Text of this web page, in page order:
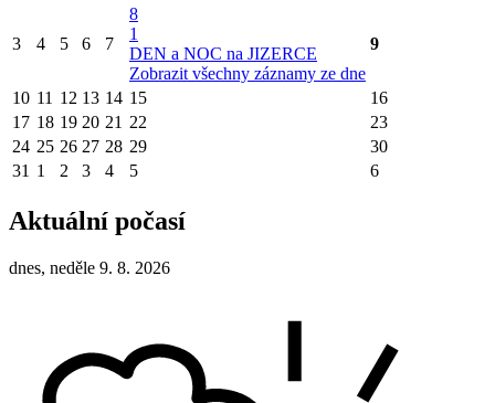
3 4 5 6 7
8
1
DEN a NOC na JIZERCE
Zobrazit všechny záznamy ze dne
9
10 11 12 13 14 15
16
17 18 19 20 21 22
23
24 25 26 27 28 29
30
31 1 2 3 4 5 6
Aktuální počasí
dnes, neděle 9. 8. 2026